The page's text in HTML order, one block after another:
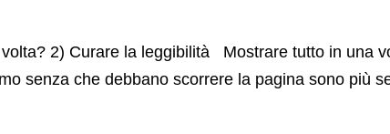
2) Curare la leggibilità Mostrare tutto in una
senza che debbano scorrere la pagina sono più